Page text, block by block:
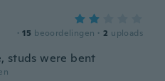
· 15 beoordelingen · 2 uploads
studs were bent